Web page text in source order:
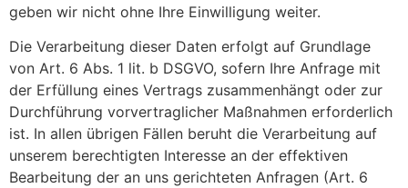
geben wir nicht ohne Ihre Einwilligung weiter.
Die Verarbeitung dieser Daten erfolgt auf Grundlage
von Art. 6 Abs. 1 lit. b DSGVO, sofern Ihre Anfrage mit
der Erfüllung eines Vertrags zusammenhängt oder zur
Durchführung vorvertraglicher Maßnahmen erforderlich
ist. In allen übrigen Fällen beruht die Verarbeitung auf
unserem berechtigten Interesse an der effektiven
Bearbeitung der an uns gerichteten Anfragen (Art. 6